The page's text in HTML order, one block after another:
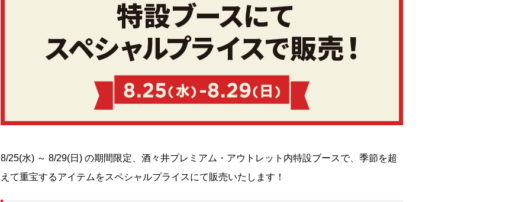
8/25(水) ～ 8/29(日) の期間限定、酒々井プレミアム・アウトレット内特設ブースで、季節を超
えて重宝するアイテムをスペシャルプライスにて販売いたします！